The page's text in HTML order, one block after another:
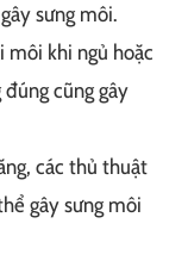
sưng môi.
môi khi ngủ hoặc
cũng gây
các thủ thuật
gây sưng môi